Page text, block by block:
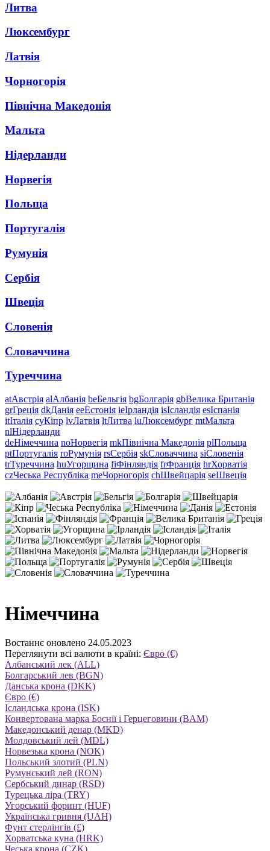
Литва
Люксембург
Латвія
Чорногорія
Північна Македонія
Мальта
Нідерланди
Норвегія
Польща
Португалія
Румунія
Сербія
Швеція
Словенія
Словаччина
Туреччина
atАвстрія alАлбанія beБельгія bgБолгарія gbВелика Британія
grГреція dkДанія eeЕстонія ieІрландія isІсландія esІспанія
itІталія cyКіпр lvЛатвія ltЛитва luЛюксембург mtМальта
nlНідерланди
deНімеччина noНорвегія mkПівнічна Македонія plПольща
ptПортугалія roРумунія rsСербія skСловаччина siСловенія
trТуреччина huУгорщина fiФінляндія frФранція hrХорватія
czЧеська Республіка meЧорногорія chШвейцарія seШвеція
Німеччина
Востаннє оновлено 24.05.2023
Переглянути всі валюти в країні: Євро (€)
Албанський лек (ALL)
Болгарський лев (BGN)
Данська крона (DKK)
Євро (€)
Ісландська крона (ISK)
Конвертована марка Боснії і Герцеговини (BAM)
Македонський денар (MKD)
Молдовський лей (MDL)
Норвезька крона (NOK)
Польський злотий (PLN)
Румунський лей (RON)
Сербський динар (RSD)
Турецька ліра (TRY)
Угорський форинт (HUF)
Українська гривня (UAH)
Фунт стерлінгів (£)
Хорватська куна (HRK)
Чеська крона (CZK)